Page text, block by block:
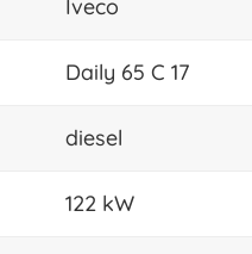
Iveco
Daily 65 C 17
diesel
122 kW